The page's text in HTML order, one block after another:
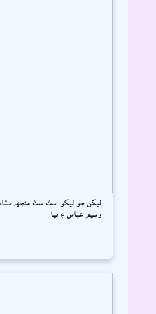
ليکن جو ليکو: سٽ سٽ منجهہ سٽاء
وسيم عباس ۽ ٻيا